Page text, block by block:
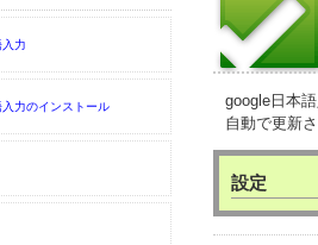
google日本
自動で更新
設定
力
力のインストール